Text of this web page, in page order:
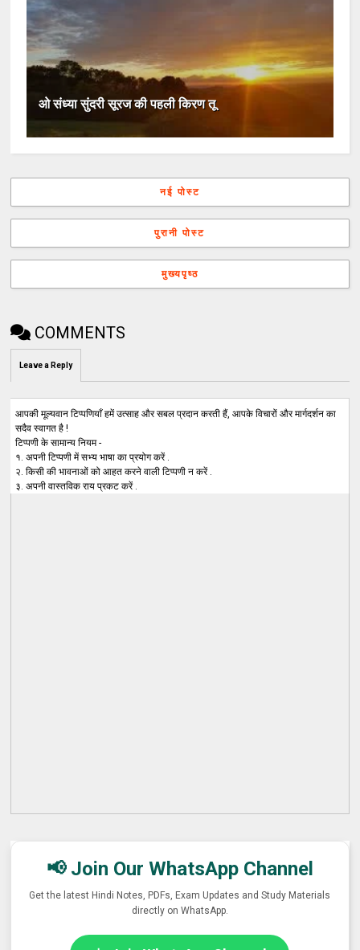
ओ संध्या सुंदरी सूरज की पहली किरण तू
नई पोस्ट
पुरानी पोस्ट
मुख्यपृष्ठ
COMMENTS
Leave a Reply
आपकी मूल्यवान टिप्पणियाँ हमें उत्साह और सबल प्रदान करती हैं, आपके विचारों और मार्गदर्शन का
सदैव स्वागत है !
टिप्पणी के सामान्य नियम -
१. अपनी टिप्पणी में सभ्य भाषा का प्रयोग करें .
२. किसी की भावनाओं को आहत करने वाली टिप्पणी न करें .
३. अपनी वास्तविक राय प्रकट करें .
📢 Join Our WhatsApp Channel
Get the latest Hindi Notes, PDFs, Exam Updates and Study Materials
directly on WhatsApp.